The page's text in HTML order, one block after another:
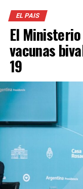
EL PAIS
El
vacunas
19